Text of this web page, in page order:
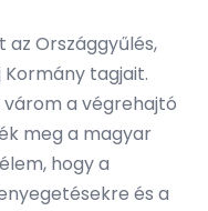
Országgyűlés,
tagjait.
a végrehajtó
meg a magyar
hogy a
és a